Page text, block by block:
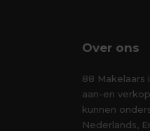
Over ons
88 Makelaars
aan-en
kunnen
Nederlands,